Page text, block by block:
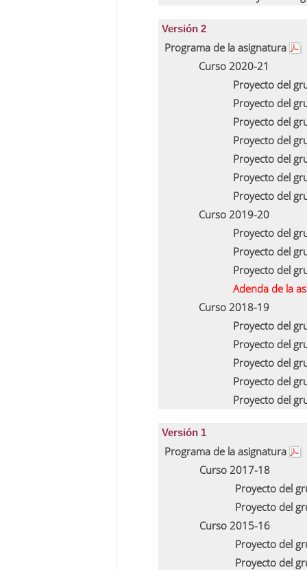
Versión 2
Programa de la asignatura
Curso 2020-21
Proyecto del
Proyecto del
Proyecto del
Proyecto del
Proyecto del
Proyecto del
Proyecto del
Curso 2019-20
Proyecto del
Proyecto del
Proyecto del
Adenda de la
Curso 2018-19
Proyecto del
Proyecto del
Proyecto del
Proyecto del
Proyecto del
Versión 1
Programa de la asignatura
Curso 2017-18
Proyecto del
Proyecto del
Curso 2015-16
Proyecto del
Proyecto del